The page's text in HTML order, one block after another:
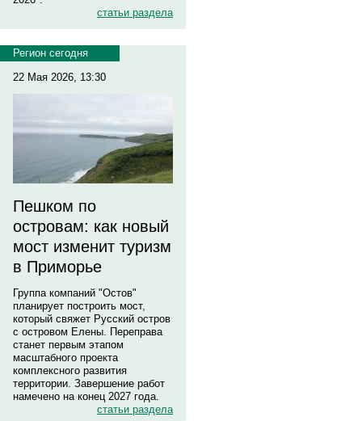
статьи раздела
Регион сегодня
22 Мая 2026, 13:30
Пешком по
островам: как новый
мост изменит туризм
в Приморье
Группа компаний "Остов"
планирует построить мост,
который свяжет Русский остров
с островом Елены. Переправа
станет первым этапом
масштабного проекта
комплексного развития
территории. Завершение работ
намечено на конец 2027 года.
статьи раздела